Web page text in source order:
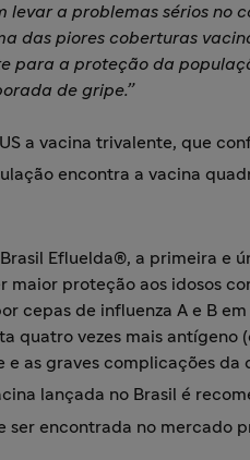
levar a problemas sérios no
das piores coberturas
para a proteção da
de gripe.”
a vacina trivalente, que
encontra a vacina
Efluelda®, a primeira e
maior proteção aos idosos
cepas de influenza A e B
quatro vezes mais
e as graves complicações
lançada no Brasil é
ser encontrada no mercado